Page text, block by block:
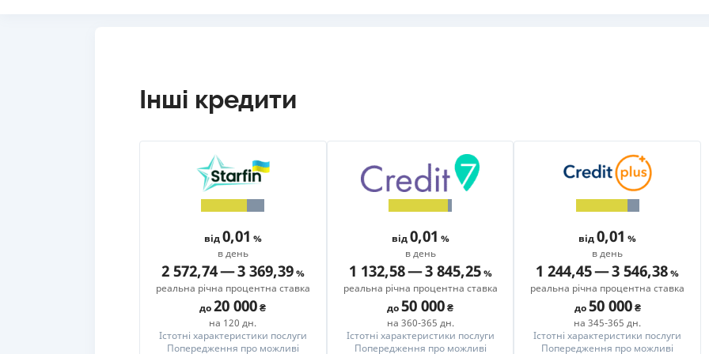
Інші кредити
від0,01
в день
2 572,74—3 369,39
реальна річна процентна ставка
до20 000
на 120 дн.
Істотні характеристики послуги
Попередження про можливі
від0,01
в день
1 132,58—3 845,25
реальна річна процентна ставка
до50 000
на 360-365 дн.
Істотні характеристики послуги
Попередження про можливі
від0,01
в день
1 244,45—3 546,38
реальна річна процентна ставка
до50 000
на 345-365 дн.
Істотні характеристики послуги
Попередження про можливі